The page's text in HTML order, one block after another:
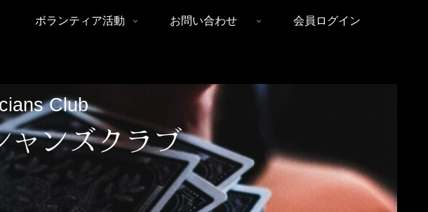
ボランティア活動 お問い合わせ 会員ログイン
Club
ャンズクラブ